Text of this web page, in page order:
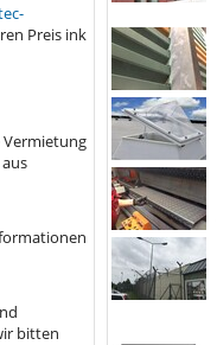
Preis ink
Vermietung
bitten